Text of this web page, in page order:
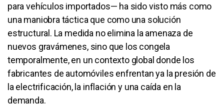
para vehículos importados— ha sido visto más como
una maniobra táctica que como una solución
estructural. La medida no elimina la amenaza de
nuevos gravámenes, sino que los congela
temporalmente, en un contexto global donde los
fabricantes de automóviles enfrentan ya la presión de
la electrificación, la inflación y una caída en la
demanda.